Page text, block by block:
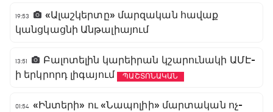
19:53
«Ալաշկերտը» մարզական հավաք
կանցկացնի Անթալիայում
13:51
Բալոտելին կարեիրան կշարունակի ԱՄԷ-
ի երկրորդ լիգայում
ՊԱՇՏՈՆԱԿԱՆ
01:54 «Ինտերի» ու «Նապոլիի» մարտական ոչ-